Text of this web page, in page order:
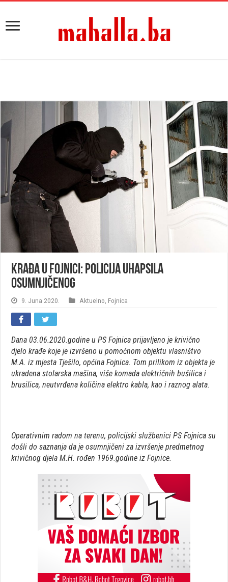
Krađa u Fojnici: Policija uhapsila
osumnjičenog
9. Juna 2020. Aktuelno Fojnica
Dana 03.06.2020.godine u PS Fojnica prijavljeno je krivično
djelo krađe koje je izvršeno u pomoćnom objektu vlasništvo
M.A. iz mjesta Tješilo, općina Fojnica. Tom prilikom iz objekta je
ukradena stolarska mašina, više komada električnih bušilica i
brusilica, neutvrđena količina elektro kabla, kao i raznog alata.
Operativnim radom na terenu, policijski službenici PS Fojnica su
došli do saznanja da je osumnjičeni za izvršenje predmetnog
krivičnog djela M.H. rođen 1969.godine iz Fojnice.